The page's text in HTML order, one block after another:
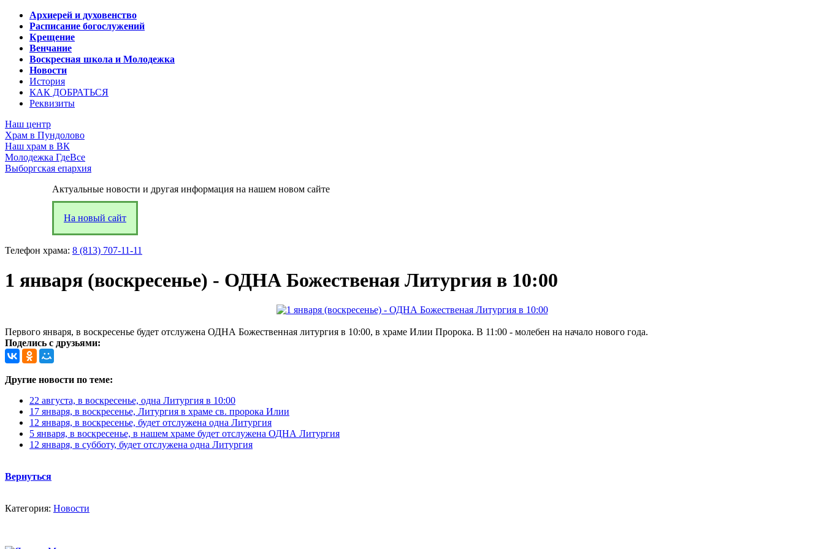
Архиерей и духовенство
Расписание богослужений
Крещение
Венчание
Воскресная школа и Молодежка
Новости
История
КАК ДОБРАТЬСЯ
Реквизиты
Наш центр
Храм в Пундолово
Наш храм в ВК
Молодежка ГдеВсе
Выборгская епархия
Актуальные новости и другая информация на нашем новом сайте
На новый сайт
Телефон храма: 8 (813) 707-11-11
1 января (воскресенье) - ОДНА Божественая Литургия в 10:00
Первого января, в воскресенье будет отслужена ОДНА Божественная литургия в 10:00, в храме Илии Пророка. В 11:00 - молебен на начало нового года.
Поделись с друзьями:
Другие новости по теме:
22 августа, в воскресенье, одна Литургия в 10:00
17 января, в воскресенье, Литургия в храме св. пророка Илии
12 января, в воскресенье, будет отслужена одна Литургия
5 января, в воскресенье, в нашем храме будет отслужена ОДНА Литургия
12 января, в субботу, будет отслужена одна Литургия
Вернуться
Категория: Новости